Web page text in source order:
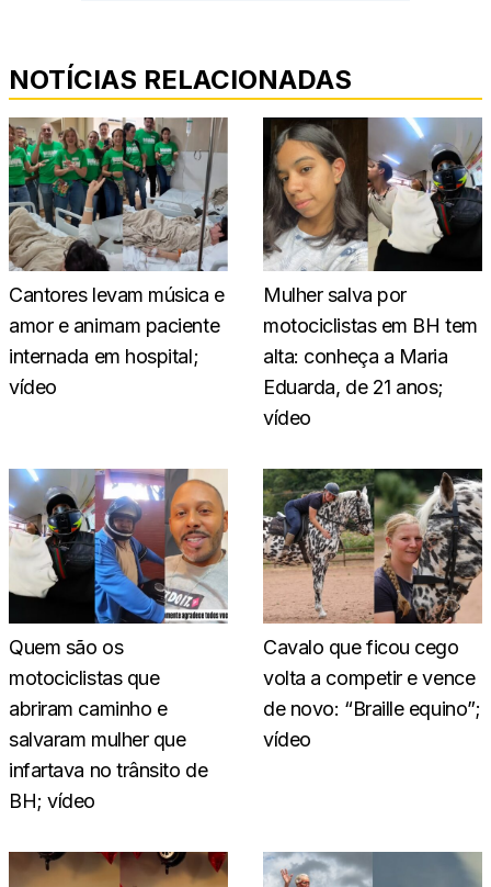
NOTÍCIAS RELACIONADAS
Cantores levam música e
amor e animam paciente
internada em hospital;
vídeo
Mulher salva por
motociclistas em BH tem
alta: conheça a Maria
Eduarda, de 21 anos;
vídeo
Quem são os
motociclistas que
abriram caminho e
salvaram mulher que
infartava no trânsito de
BH; vídeo
Cavalo que ficou cego
volta a competir e vence
de novo: “Braille equino”;
vídeo